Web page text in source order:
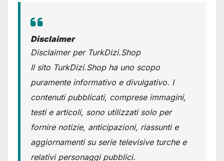
Disclaimer
Disclaimer per TurkDizi.Shop
Il sito TurkDizi.Shop ha uno scopo
puramente informativo e divulgativo. I
contenuti pubblicati, comprese immagini,
testi e articoli, sono utilizzati solo per
fornire notizie, anticipazioni, riassunti e
aggiornamenti su serie televisive turche e
relativi personaggi pubblici.